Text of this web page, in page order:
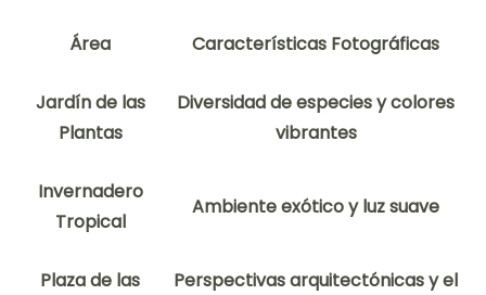
Área Características Fotográficas
Jardín de las
Plantas
Diversidad de especies y colores
vibrantes
Invernadero
Tropical
Ambiente exótico y luz suave
Plaza de las
Perspectivas arquitectónicas y el